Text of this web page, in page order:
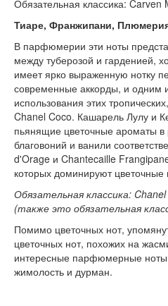
Обязательная классика: Carven
Тиаре, Франжипани,
В парфюмерии эти ноты
между туберозой и гарденией,
имеет ярко выраженную нотку
современные аккорды, и одним
использования этих
Chanel Coco. Кашарель Лулу и
пьянящие цветочные ароматы в
благовоний и ванили
d'Orage и Chantecaille
которых доминируют цветочные
Обязательная классика:
(также это обязательная
Помимо цветочных нот,
цветочных нот, похожих на
интересные парфюмерные
жимолость и дурман.